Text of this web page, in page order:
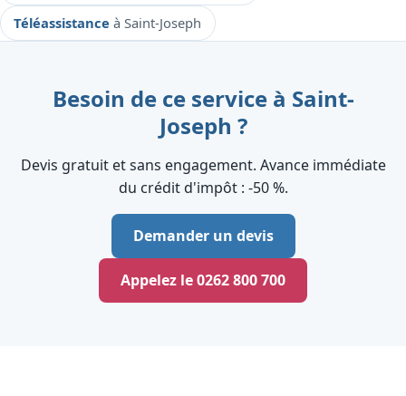
Téléassistanceà Saint-Joseph
Besoin de ce service à Saint-
Joseph ?
Devis gratuit et sans engagement. Avance immédiate
du crédit d'impôt : ‑50 %.
Demander un devis
Appelez le 0262 800 700